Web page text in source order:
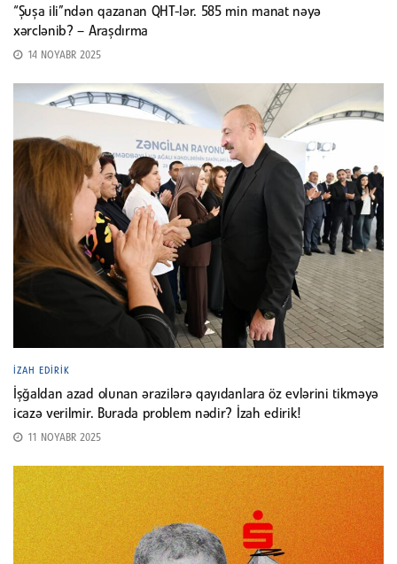
“Şuşa ili”ndən qazanan QHT-lər. 585 min manat nəyə
xərclənib? – Araşdırma
14 NOYABR 2025
İZAH EDIRIK
İşğaldan azad olunan ərazilərə qayıdanlara öz evlərini tikməyə
icazə verilmir. Burada problem nədir? İzah edirik!
11 NOYABR 2025